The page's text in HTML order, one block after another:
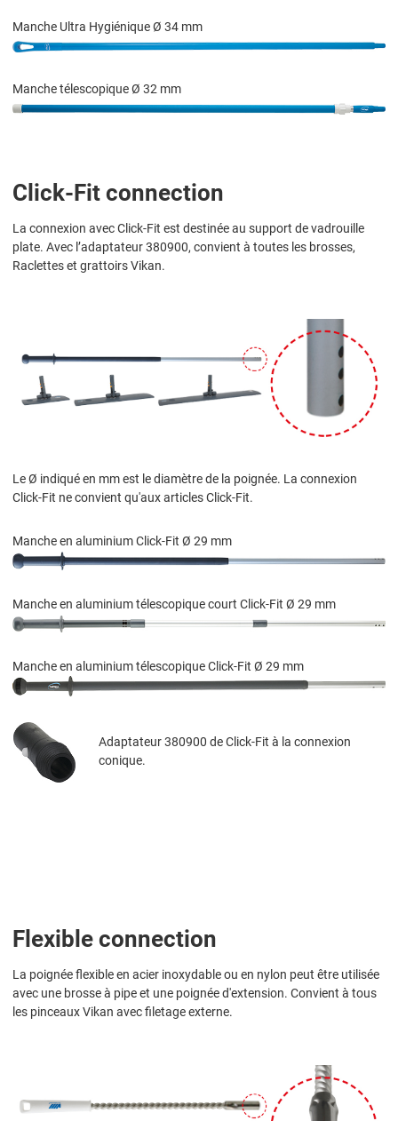
Manche Ultra Hygiénique Ø 34 mm
Manche télescopique Ø 32 mm
Click-Fit connection
La connexion avec Click-Fit est destinée au support de vadrouille
plate. Avec l’adaptateur 380900, convient à toutes les brosses,
Raclettes et grattoirs Vikan.
Le Ø indiqué en mm est le diamètre de la poignée. La connexion
Click-Fit ne convient qu'aux articles Click-Fit.
Manche en aluminium Click-Fit Ø 29 mm
Manche en aluminium télescopique court Click-Fit Ø 29 mm
Manche en aluminium télescopique Click-Fit Ø 29 mm
Adaptateur 380900 de Click-Fit à la connexion
conique.
Flexible connection
La poignée flexible en acier inoxydable ou en nylon peut être utilisée
avec une brosse à pipe et une poignée d'extension. Convient à tous
les pinceaux Vikan avec filetage externe.